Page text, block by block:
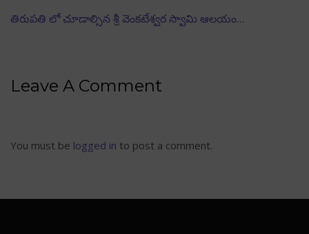
తిరుపతి లో చూడాల్సిన శ్రీ వెంకటేశ్వర స్వామి ఆలయం…
Leave A Comment
You must be logged in to post a comment.